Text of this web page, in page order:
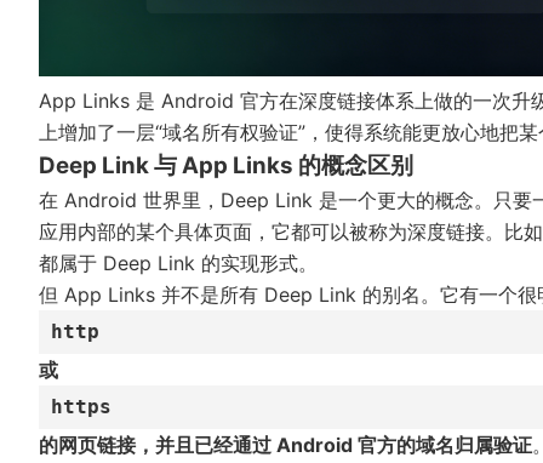
App Links 是 Android 官方在深度链接体系上做的一次
上增加了一层“域名所有权验证”，使得系统能更放心地把
Deep Link 与 App Links 的概念区别
在 Android 世界里，Deep Link 是一个更大的概念。只
应用内部的某个具体页面，它都可以被称为深度链接。比
都属于 Deep Link 的实现形式。
但 App Links 并不是所有 Deep Link 的别名。它有一个很
http
或
https
的网页链接，并且已经通过 Android 官方的域名归属验证